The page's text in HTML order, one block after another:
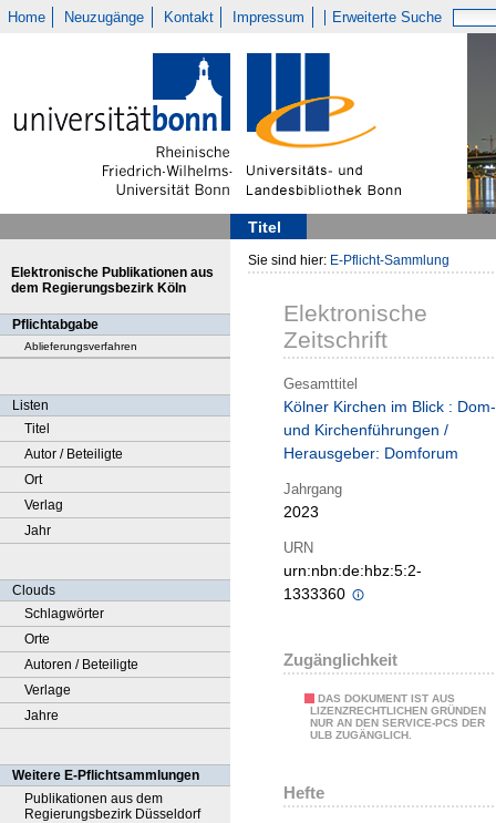
Home Neuzugänge Kontakt Impressum Erweiterte Suche
Titel
Elektronische Publikationen aus
dem Regierungsbezirk Köln
Pflichtabgabe
Ablieferungsverfahren
Listen
Titel
Autor / Beteiligte
Ort
Verlag
Jahr
Clouds
Schlagwörter
Orte
Autoren / Beteiligte
Verlage
Jahre
Weitere E-Pflichtsammlungen
Publikationen aus dem
Regierungsbezirk Düsseldorf
Sie sind hier: E-Pflicht-Sammlung
Elektronische
Zeitschrift
Gesamttitel
Kölner Kirchen im Blick : Dom-
und Kirchenführungen /
Herausgeber: Domforum
Jahrgang
2023
URN
urn:nbn:de:hbz:5:2-
1333360
Zugänglichkeit
DAS DOKUMENT IST AUS
LIZENZRECHTLICHEN GRÜNDEN
NUR AN DEN SERVICE-PCS DER
ULB ZUGÄNGLICH.
Hefte